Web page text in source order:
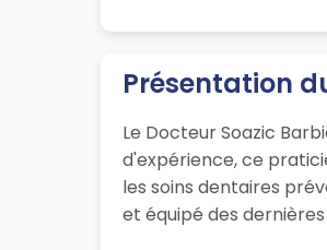
Présentation
Le Docteur Soazic
d'expérience, ce
les soins dentaires
et équipé des